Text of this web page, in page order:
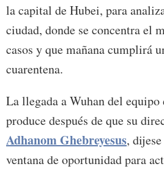
la capital de Hubei, para
ciudad, donde se concentra el
casos y que mañana cumplirá
cuarentena.
La llegada a Wuhan del equipo
produce después de que su
Adhanom Ghebreyesus,
ventana de oportunidad para